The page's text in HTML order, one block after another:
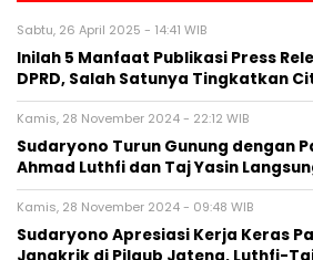
Sabtu, 26 April 2025 - 14:41 WIB
Inilah 5 Manfaat Publikasi Press
DPRD, Salah Satunya Tingkatkan
Kamis, 28 November 2024 - 22:12 WIB
Sudaryono Turun Gunung dengan
Ahmad Luthfi dan Taj Yasin
Kamis, 28 November 2024 - 09:48 WIB
Sudaryono Apresiasi Kerja Keras